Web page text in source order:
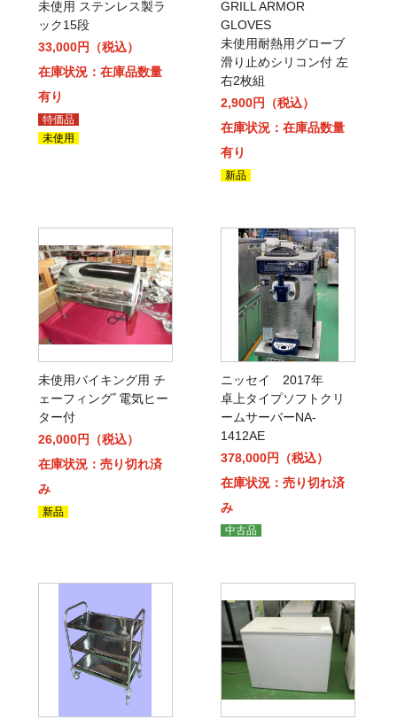
未使用 ステンレス製ラ
ック15段
33,000円（税込）
在庫状況：在庫品数量
有り
特価品
未使用
GRILL ARMOR
GLOVES
未使用耐熱用グローブ
滑り止めシリコン付 左
右2枚組
2,900円（税込）
在庫状況：在庫品数量
有り
新品
未使用バイキング用 チ
ェーフィングﾞ電気ヒー
ター付
26,000円（税込）
在庫状況：売り切れ済
み
新品
ニッセイ 2017年
卓上タイプソフトクリ
ームサーバーNA-
1412AE
378,000円（税込）
在庫状況：売り切れ済
み
中古品